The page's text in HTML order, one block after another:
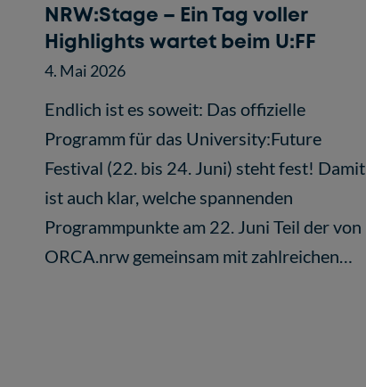
NRW:Stage – Ein Tag voller
Highlights wartet beim U:FF
4. Mai 2026
Endlich ist es soweit: Das offizielle
Programm für das University:Future
Festival (22. bis 24. Juni) steht fest! Damit
ist auch klar, welche spannenden
Programmpunkte am 22. Juni Teil der von
ORCA.nrw gemeinsam mit zahlreichen…